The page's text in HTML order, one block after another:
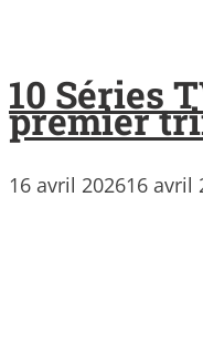
10 Séries
premier
16 avril 202616 avril